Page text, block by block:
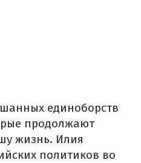
единоборств
продолжают
жизнь. Илия
политиков во